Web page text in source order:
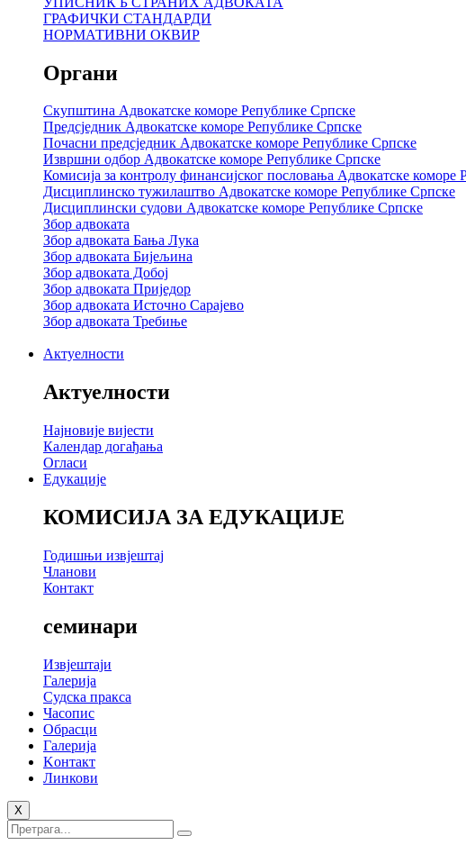
ГРАФИЧКИ СТАНДАРДИ
НОРМАТИВНИ ОКВИР
Органи
Скупштина Адвокатске коморе Републике Српске
Предсједник Адвокатске коморе Републике Српске
Почасни предсједник Адвокатске коморе Републике Српске
Извршни одбор Адвокатске коморе Републике Српске
Комисија за контролу финансијског пословања Адвокатске коморе
Дисциплинско тужилаштво Адвокатске коморе Републике Српске
Дисциплински судови Адвокатске коморе Републике Српске
Збор адвоката
Збор адвоката Бања Лука
Збор адвоката Бијељина
Збор адвоката Добој
Збор адвоката Приједор
Збор адвоката Источно Сарајево
Збор адвоката Требиње
Актуелности
Актуелности
Најновије вијести
Календар догађања
Огласи
Едукације
КОМИСИЈА ЗА ЕДУКАЦИЈЕ
Годишњи извјештај
Чланови
Контакт
семинари
Извјештаји
Галерија
Судска пракса
Часопис
Обрасци
Галерија
Kонтакт
Линкови
X